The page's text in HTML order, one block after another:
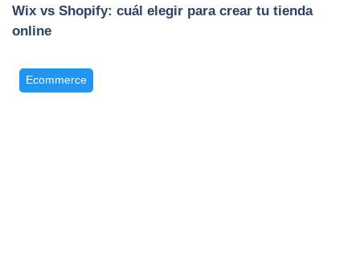
Wix vs Shopify: cuál elegir para crear tu tienda
online
Ecommerce